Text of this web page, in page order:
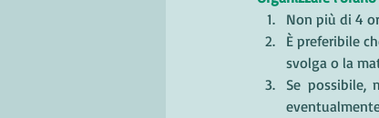
Non più di 4
È preferibile
svolga o la
Se possibile,